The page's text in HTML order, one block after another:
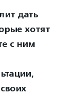
дать
хотят
с ним